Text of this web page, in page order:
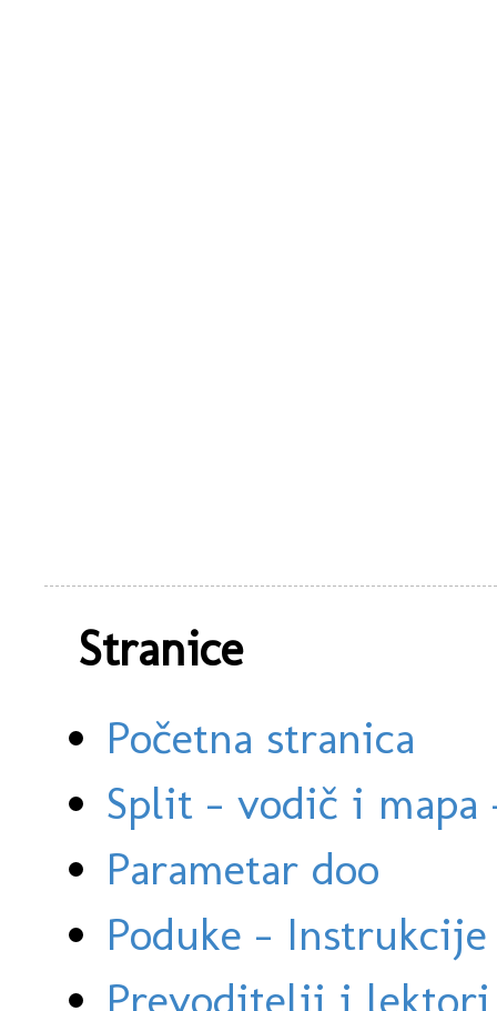
Stranice
Početna stranica
Split - vodič i
Parametar doo
Poduke -
Prevoditelji i